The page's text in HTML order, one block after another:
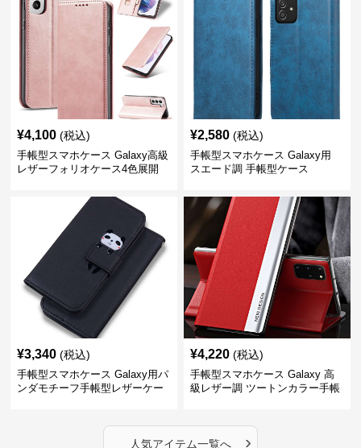
¥4,100 (税込)
手帳型スマホケース Galaxy高級
レザーフォリオケース4色展開
¥2,580 (税込)
手帳型スマホケース Galaxy用
スエード調 手帳型ケース
¥3,340 (税込)
手帳型スマホケース Galaxy用パ
ンダモチーフ手帳型レザーケー
¥4,220 (税込)
手帳型スマホケース Galaxy 高
級レザー調 ツートンカラー手帳
人気アイテム一覧へ ›